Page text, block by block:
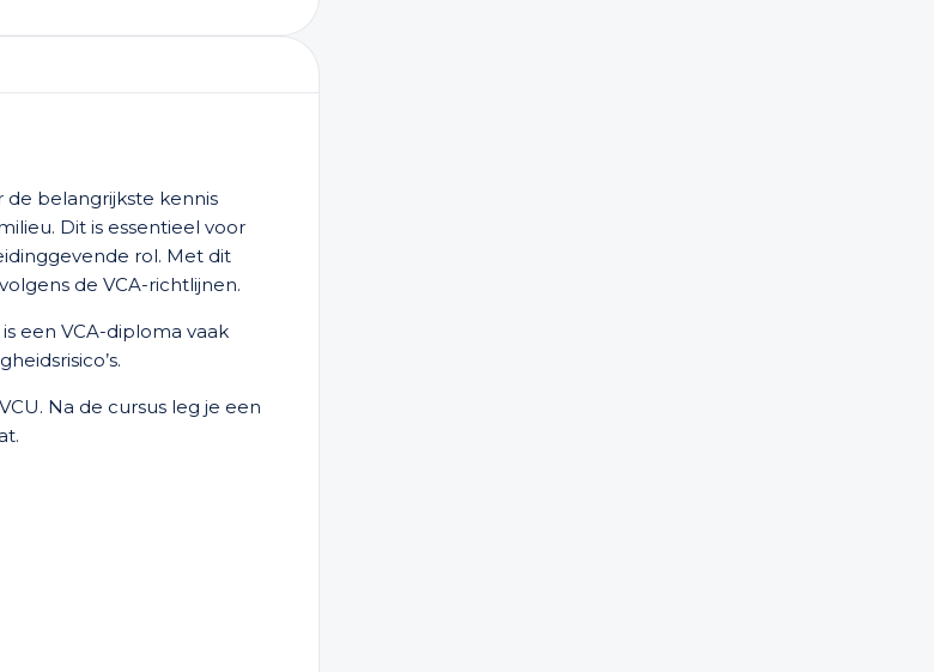
de belangrijkste kennis
Dit is essentieel voor
rol. Met dit
de VCA-richtlijnen.
een VCA-diploma vaak
Na de cursus leg je een